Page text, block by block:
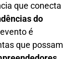
que conecta
do
é
que possam